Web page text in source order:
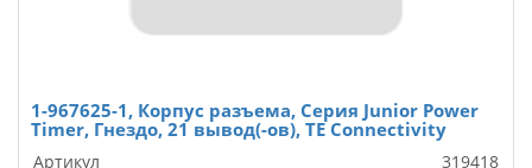
1-967625-1, Корпус разъема, Серия Junior Power
Timer, Гнездо, 21 вывод(-ов), TE Connectivity
Артикул
319418